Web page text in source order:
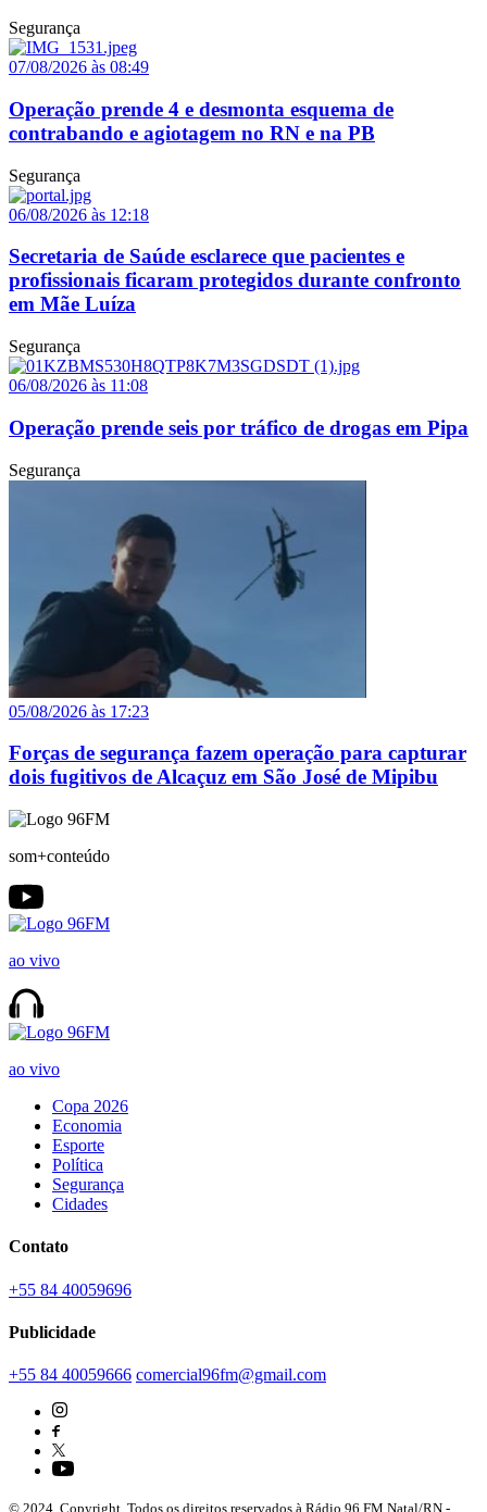
Segurança
07/08/2026 às 08:49
Operação prende 4 e desmonta esquema de
contrabando e agiotagem no RN e na PB
Segurança
06/08/2026 às 12:18
Secretaria de Saúde esclarece que pacientes e
profissionais ficaram protegidos durante confronto
em Mãe Luíza
Segurança
06/08/2026 às 11:08
Operação prende seis por tráfico de drogas em Pipa
Segurança
05/08/2026 às 17:23
Forças de segurança fazem operação para capturar
dois fugitivos de Alcaçuz em São José de Mipibu
som+conteúdo
ao vivo
ao vivo
Copa 2026
Economia
Esporte
Política
Segurança
Cidades
Contato
+55 84 40059696
Publicidade
+55 84 40059666 comercial96fm@gmail.com
© 2024. Copyright. Todos os direitos reservados à Rádio 96 FM Natal/RN -